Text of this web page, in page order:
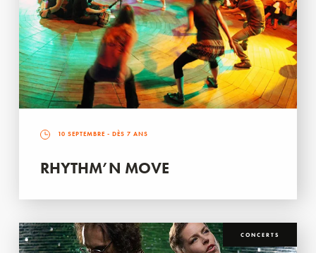
10 SEPTEMBRE - DÈS 7 ANS
RHYTHM’N MOVE
CONCERTS